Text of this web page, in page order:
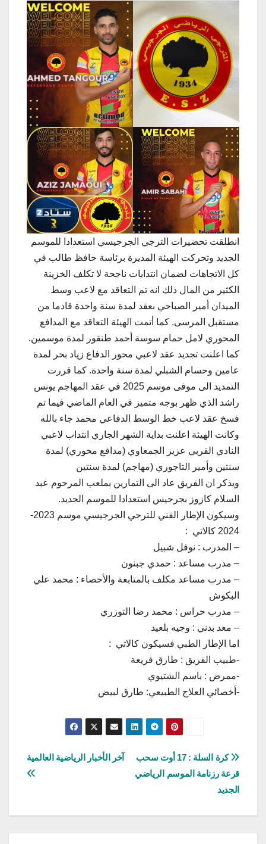
انطلقت تحضيرات الترجي الجرجيسي استعدادا للموسم
الجديد وتحركت الهيئة المديرة برئاسة حافظ طالب في
كل الاتجاهات لضمان انتدابات ناجحة لا تكلف الخزينة
الكثير من المال ذلك انه تم التعاقد مع لاعب وسط
الميدان أمير الصباحي بعقد لمدة سنة واحدة قادما من
مستقبل المرسى. كما أتمت الهيئة التعاقد مع المدافع
المحوري لامل حمام سوسة أحمد طنقور لمدة موسمين.
كما اعلنت تجديد عقد لاعبي محور الدفاع زياد بحر لمدة
عامين وحسام الشبلي لمدة سنة واحدة. كما قررت
التمديد الى موفى موسم 2025 في عقد المهاجم يونس
راشد الذي ظهر بوجه متميز في العام الماضي فيما تم
فسخ عقد لاعب خط الوسط الدفاعي محمد جاء بالله
وكانت الهيئة اعلنت بداية الشهر الجاري انتداب لاعبي
النادي القربي عزيز الجمعاوي (مدافع محوري) لمدة
سنتين وأمير التاجوري (مهاجم) لمدة سنتين
ويذكر ان الفريق عاد الى التمارين بملعب المرحوم عبد
السلام كازوز بجرجيس استعدادا للموسم الجديد.
وسيكون الإطار الفني للترجي الجرجيسي موسم 2023-
2024 كالاتي :
– المدرب : نوفل شبيل
– مدرب مساعد : حمدي جبنون
– مدرب مساعد مكلف بالمتابعة والأحصاء : محمد علي
البكوش
– مدرب حراس : محمد رضا التوزري
– معد بدني : وجيه بلعيد
اما الإطار الطبي فسيكون كالاتي :
-طبيب الفريق : طارق فريعة
-ممرض : باسم الشتيوي
-أخصائي العلاج الطبيعي: طارق لبيض
تصفّح
المقالات
آخر الأخبار الرياضية العالمية
كرة السلة : 17 أوت سحب
قرعة رزنامة الموسم الرياضي
الجديد